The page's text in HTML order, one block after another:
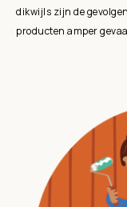
dikwijls zijn de
producten amper